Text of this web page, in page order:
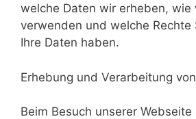
welche Daten wir erheben, wie
verwenden und welche Rechte
Ihre Daten haben.
Erhebung und Verarbeitung
Beim Besuch unserer